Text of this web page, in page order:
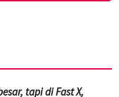
tapi di Fast X,